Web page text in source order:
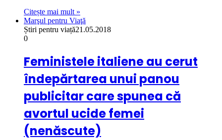
Citește mai mult »
Marşul pentru Viaţă
Știri pentru viață21.05.2018
0
Feministele italiene au cerut
îndepărtarea unui panou
publicitar care spunea că
avortul ucide femei
(nenăscute)